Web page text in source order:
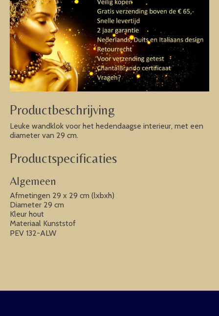
Productbeschrijving
Leuke wandklok voor het hedendaagse interieur, met een
diameter van 29 cm.
Productspecificaties
Algemeen
Afmetingen 29 x 29 cm (lxbxh)
Diameter 29 cm
Kleur hout
Materiaal Kunststof
PEV 132-ALW